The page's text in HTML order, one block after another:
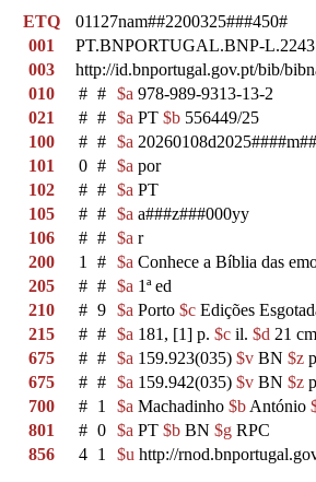
ETQ
01127nam##2200325###450#
001
PT.BNPORTUGAL.BNP-
003
http://id.bnportugal.gov.pt/bib/
010
# # $a 978-989-9313-13-2
021
# # $a PT $b 556449/25
100
# # $a
101
0 # $a por
102
# # $a PT
105
# # $a a###z###000yy
106
# # $a r
200
1 # $a Conhece a Bíblia das
205
# # $a 1ª ed
210
# 9 $a Porto $c Edições
215
# # $a 181, [1] p. $c il. $d 21 cm
675
# # $a 159.923(035) $v BN $z
675
# # $a 159.942(035) $v BN $z
700
# 1 $a Machadinho $b António
801
# 0 $a PT $b BN $g RPC
856
4 1 $u http://